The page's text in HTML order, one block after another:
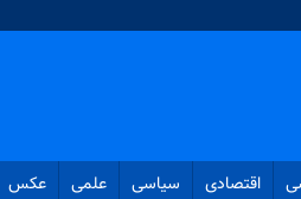
اقتصادی سیاسی علمی عکس